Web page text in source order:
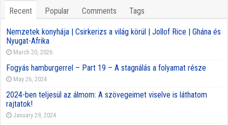
Recent Popular Comments Tags
Nemzetek konyhája | Csirkerizs a világ körül | Jollof Rice | Ghána és
Nyugat-Afrika
March 20, 2026
Fogyás hamburgerrel – Part 19 – A stagnálás a folyamat része
May 26, 2024
2024-ben teljesül az álmom: A szövegeimet viselve is láthatom
rajtatok!
January 29, 2024